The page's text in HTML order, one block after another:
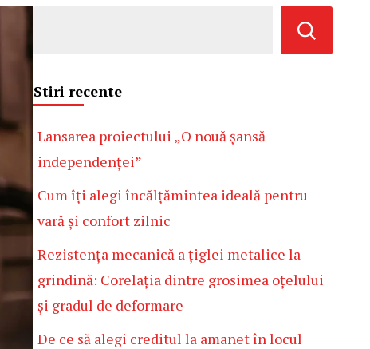
Stiri recente
Lansarea proiectului „O nouă șansă
independenței”
Cum îți alegi încălțămintea ideală pentru
vară și confort zilnic
Rezistența mecanică a țiglei metalice la
grindină: Corelația dintre grosimea oțelului
și gradul de deformare
De ce să alegi creditul la amanet în locul